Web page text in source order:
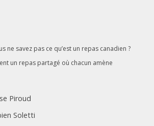
ne savez pas ce qu’est un repas canadien ?
un repas partagé où chacun amène
Piroud
Soletti